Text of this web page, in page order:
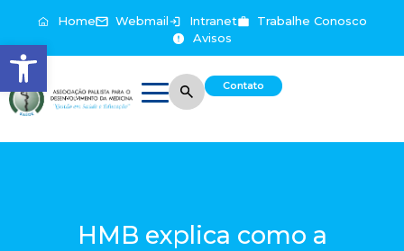
Abrir a barra de ferramentas
Home Webmail Intranet
Trabalhe Conosco
Avisos
Contato
HMB explica como a